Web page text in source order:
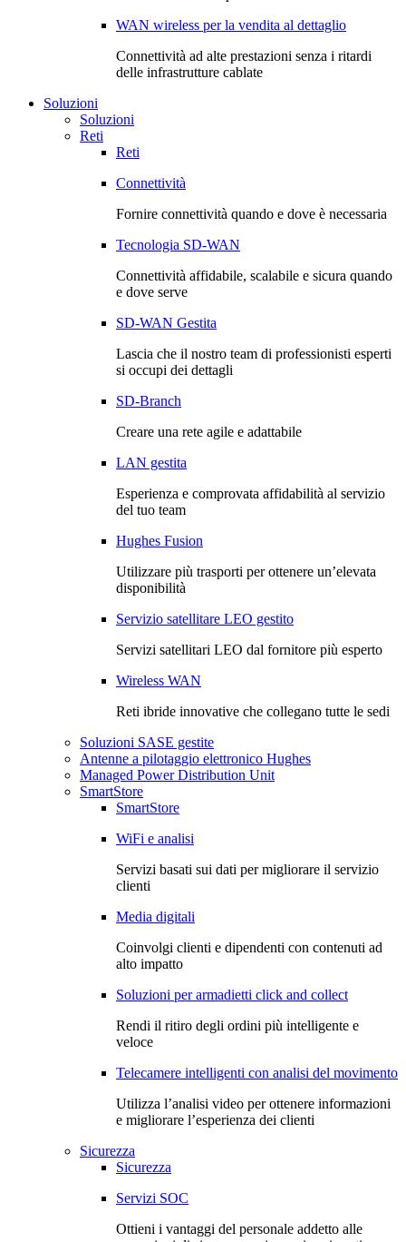
WAN wireless per la vendita al dettaglio
Connettività ad alte prestazioni senza i ritardi
delle infrastrutture cablate
Soluzioni
Soluzioni
Reti
Reti
Connettività
Fornire connettività quando e dove è necessaria
Tecnologia SD-WAN
Connettività affidabile, scalabile e sicura quando
e dove serve
SD-WAN Gestita
Lascia che il nostro team di professionisti esperti
si occupi dei dettagli
SD-Branch
Creare una rete agile e adattabile
LAN gestita
Esperienza e comprovata affidabilità al servizio
del tuo team
Hughes Fusion
Utilizzare più trasporti per ottenere un’elevata
disponibilità
Servizio satellitare LEO gestito
Servizi satellitari LEO dal fornitore più esperto
Wireless WAN
Reti ibride innovative che collegano tutte le sedi
Soluzioni SASE gestite
Antenne a pilotaggio elettronico Hughes
Managed Power Distribution Unit
SmartStore
SmartStore
WiFi e analisi
Servizi basati sui dati per migliorare il servizio
clienti
Media digitali
Coinvolgi clienti e dipendenti con contenuti ad
alto impatto
Soluzioni per armadietti click and collect
Rendi il ritiro degli ordini più intelligente e
veloce
Telecamere intelligenti con analisi del movimento
Utilizza l’analisi video per ottenere informazioni
e migliorare l’esperienza dei clienti
Sicurezza
Sicurezza
Servizi SOC
Ottieni i vantaggi del personale addetto alle